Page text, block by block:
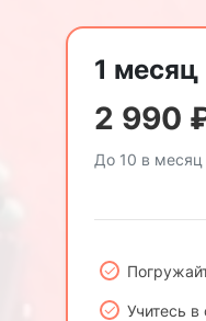
1 месяц
2 990
До 10 в месяц
Учитесь